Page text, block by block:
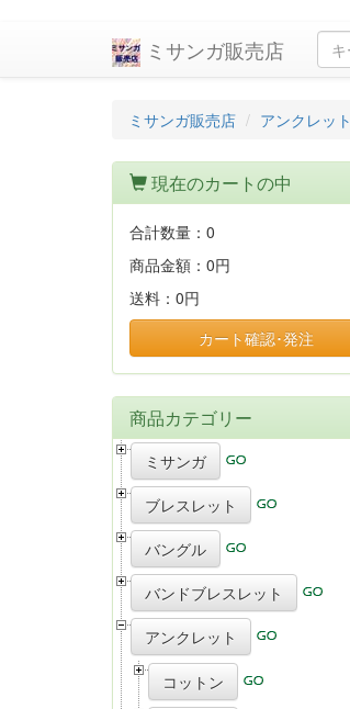
ミサンガ販売店
ミサンガ販売店 アンクレット
現在のカートの中
合計数量： 0
商品金額： 0円
送料： 0円
カート確認･発注
商品カテゴリー
ミサンガ
ブレスレット
バングル
バンドブレスレット
アンクレット
コットン